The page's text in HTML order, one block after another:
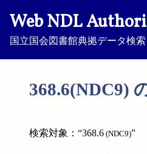
Web NDL
国立国会図書館典拠データ検
368.6(NDC9)
検索対象：“368.6 (NDC9)”